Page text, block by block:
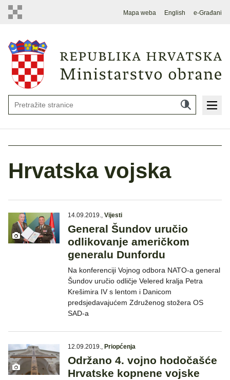
Mapa weba English e-Građani
Hrvatska vojska
14.09.2019., Vijesti
General Šundov uručio
odlikovanje američkom
generalu Dunfordu
Na konferenciji Vojnog odbora NATO-a general
Šundov uručio odličje Velered kralja Petra
Krešimira IV s lentom i Danicom
predsjedavajućem Združenog stožera OS
SAD-a
12.09.2019., Priopćenja
Održano 4. vojno hodočašće
Hrvatske kopnene vojske